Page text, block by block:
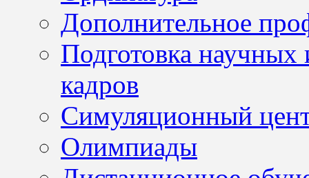
Дополнительное
Подготовка научных
кадров
Симуляционный
Олимпиады